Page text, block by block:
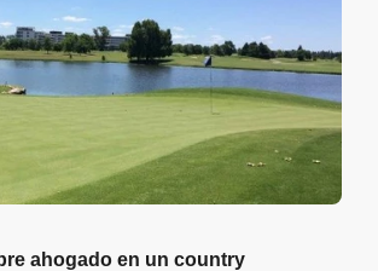
ahogado en un country